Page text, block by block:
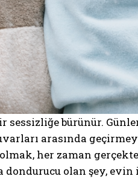
sessizliğe bürünür.
arasında
her zaman
dondurucu olan şey,